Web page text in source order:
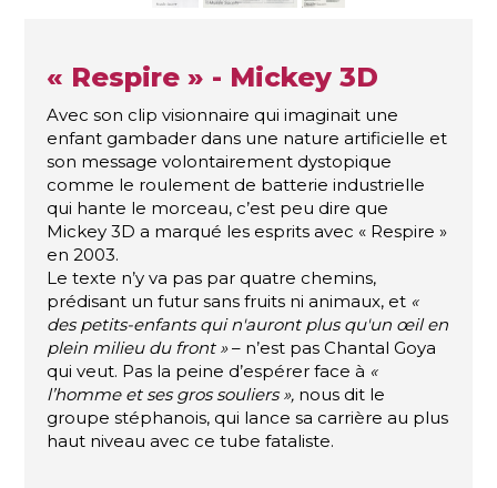
« Respire » - Mickey 3D
Avec son clip visionnaire qui imaginait une
enfant gambader dans une nature artificielle et
son message volontairement dystopique
comme le roulement de batterie industrielle
qui hante le morceau, c’est peu dire que
Mickey 3D a marqué les esprits avec « Respire »
en 2003.
Le texte n’y va pas par quatre chemins,
prédisant un futur sans fruits ni animaux, et «
des petits-enfants qui n'auront plus qu'un œil en
plein milieu du front »– n’est pas Chantal Goya
qui veut. Pas la peine d’espérer face à «
l’homme et ses gros souliers », nous dit le
groupe stéphanois, qui lance sa carrière au plus
haut niveau avec ce tube fataliste.